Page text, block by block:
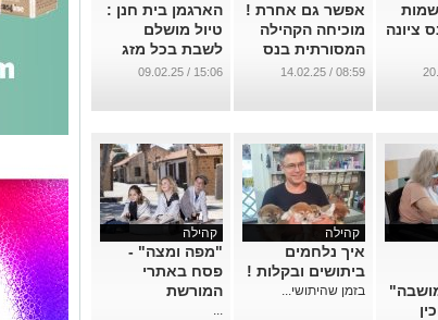
ציונה
אפשר גם אחרת !
מוכיחה הקהילה
המסורתית בנס
ציונה
08:59 / 14.02.25
הארגמן בית חנן :
טיול מושלם
לשבת בכל מזג
אוויר
15:06 / 09.02.25
קהילה
איך נלחמים
ביתושים ובקלות !
בזמן שהיתושי...
קהילה
"מפה ומצה" -
פסח באתרי
המורשת
...